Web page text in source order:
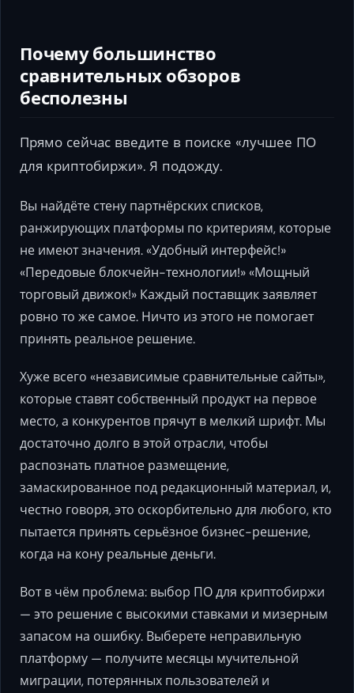
Почему большинство
сравнительных обзоров
бесполезны
Прямо сейчас введите в поиске «лучшее ПО
для криптобиржи». Я подожду.
Вы найдёте стену партнёрских списков,
ранжирующих платформы по критериям, которые
не имеют значения. «Удобный интерфейс!»
«Передовые блокчейн-технологии!» «Мощный
торговый движок!» Каждый поставщик заявляет
ровно то же самое. Ничто из этого не помогает
принять реальное решение.
Хуже всего «независимые сравнительные сайты»,
которые ставят собственный продукт на первое
место, а конкурентов прячут в мелкий шрифт. Мы
достаточно долго в этой отрасли, чтобы
распознать платное размещение,
замаскированное под редакционный материал, и,
честно говоря, это оскорбительно для любого, кто
пытается принять серьёзное бизнес-решение,
когда на кону реальные деньги.
Вот в чём проблема: выбор ПО для криптобиржи
— это решение с высокими ставками и мизерным
запасом на ошибку. Выберете неправильную
платформу — получите месяцы мучительной
миграции, потерянных пользователей и